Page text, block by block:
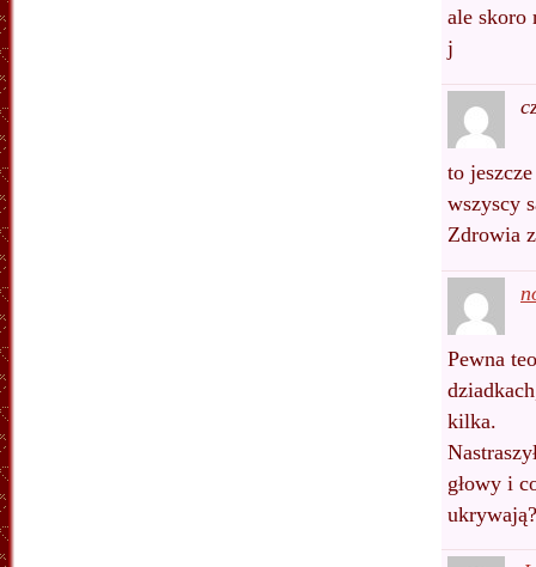
ale skoro
j
to
wszyscy
Zdrowia
Pewna
kilka.
głowy i
ukrywają?